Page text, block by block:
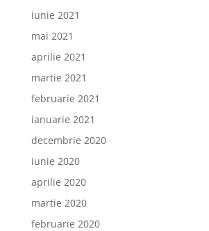
iunie 2021
mai 2021
aprilie 2021
martie 2021
februarie 2021
ianuarie 2021
decembrie 2020
iunie 2020
aprilie 2020
martie 2020
februarie 2020